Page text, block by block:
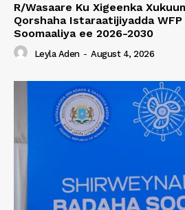
R/Wasaare Ku Xigeenka
Qorshaha Istaraatijiyadda
Soomaaliya ee 2026-2030
Leyla Aden - August 4, 2026